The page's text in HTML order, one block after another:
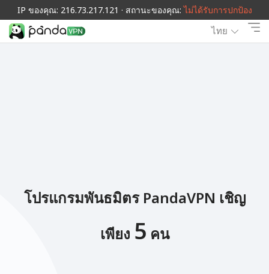
IP ของคุณ: 216.73.217.121 · สถานะของคุณ:ไม่ได้รับการปกป้อง
ไทย
โปรแกรมพันธมิตร PandaVPN เชิญ
เพียง 5 คน